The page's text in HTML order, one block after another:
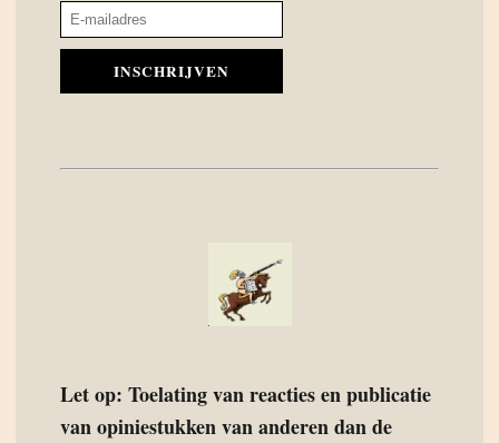
INSCHRIJVEN
Let op: Toelating van reacties en publicatie
van opiniestukken van anderen dan de